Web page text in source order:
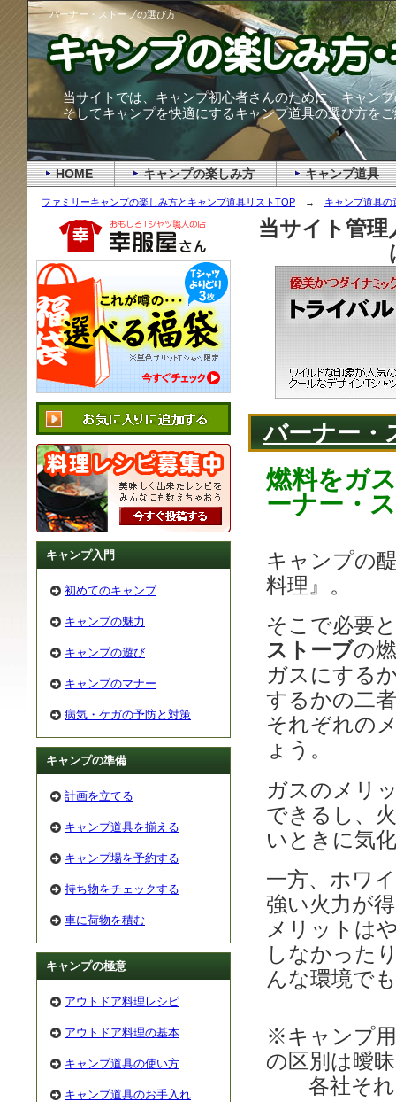
バーナー・ストーブの選び方
当サイト管
バーナー・
燃料をガ
ーナー・
キャンプの
料理』。
そこで必要
ストーブの
ガスにする
するかの二
それぞれの
ょう。
ガスのメリ
できるし、
いときに気
一方、ホワ
強い火力が
メリットは
しなかった
んな環境で
※キャンプ
の区別は曖
各社それ
キャンプ入門
初めてのキャンプ
キャンプの魅力
キャンプの遊び
キャンプのマナー
病気・ケガの予防と対策
キャンプの準備
計画を立てる
キャンプ道具を揃える
キャンプ場を予約する
持ち物をチェックする
車に荷物を積む
キャンプの極意
アウトドア料理レシピ
アウトドア料理の基本
キャンプ道具の使い方
キャンプ道具のお手入れ
当サイトでは、キャンプ初心者さんのために、キャン
そしてキャンプを快適にするキャンプ道具の選び方を
HOME キャンプの楽しみ方 キャンプ道具
ファミリーキャンプの楽しみ方とキャンプ道具リストTOP → キャンプ道具の